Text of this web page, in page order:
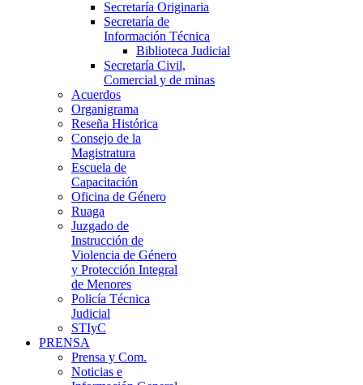
Secretaría Originaria
Secretaría de
Información Técnica
Biblioteca Judicial
Secretaría Civil,
Comercial y de minas
Acuerdos
Organigrama
Reseña Histórica
Consejo de la
Magistratura
Escuela de
Capacitación
Oficina de Género
Ruaga
Juzgado de
Instrucción de
Violencia de Género
y Protección Integral
de Menores
Policía Técnica
Judicial
STIyC
PRENSA
Prensa y Com.
Noticias e